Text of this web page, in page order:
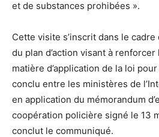
et de substances prohibées ».
Cette visite s’inscrit dans le
du plan d’action visant à
matière d’application de la loi
conclu entre les ministères de
en application du mémorandum
coopération policière signé le 13
conclut le communiqué.